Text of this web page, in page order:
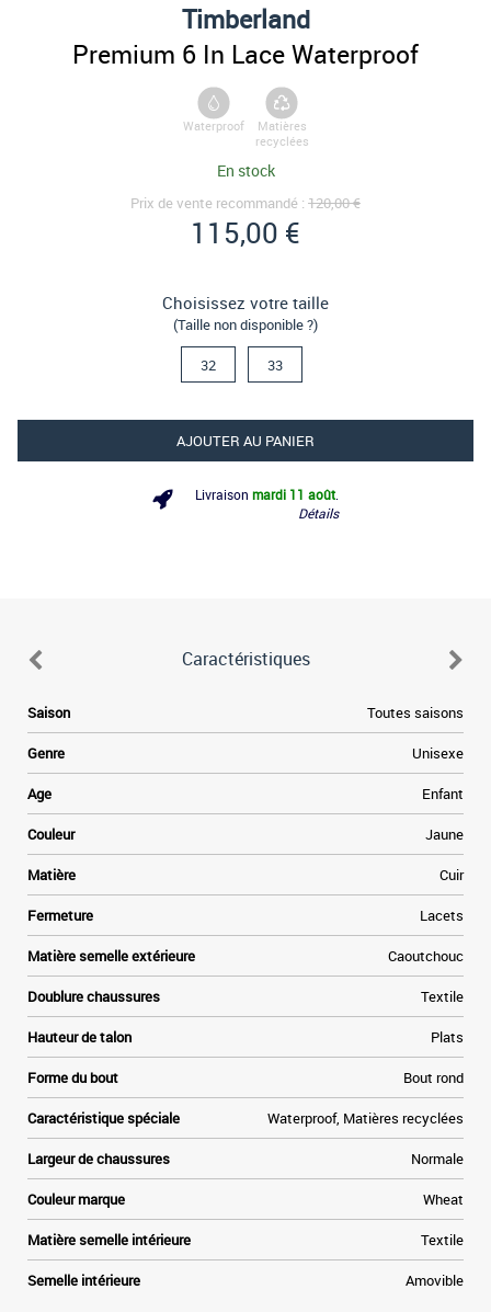
Timberland
Premium 6 In Lace Waterproof
Waterproof
Matières
recyclées
En stock
Prix de vente recommandé : 120,00 €
115,00 €
Choisissez votre taille
(Taille non disponible ?)
32 33
AJOUTER AU PANIER
Livraison mardi 11 août
Détails
Caractéristiques
Saison Toutes saisons
Genre Unisexe
Age Enfant
Couleur Jaune
Matière Cuir
Fermeture Lacets
Matière semelle extérieure Caoutchouc
Doublure chaussures Textile
Hauteur de talon Plats
Forme du bout Bout rond
Caractéristique spéciale Waterproof, Matières recyclées
Largeur de chaussures Normale
Couleur marque Wheat
Matière semelle intérieure Textile
Semelle intérieure Amovible